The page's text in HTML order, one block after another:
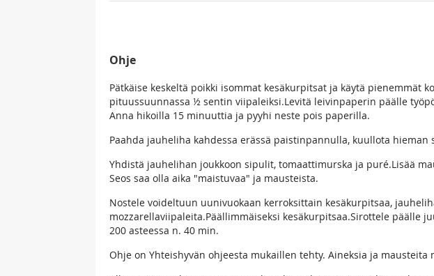
Ohje
Pätkäise keskeltä poikki isommat kesäkurpitsat ja käytä pienemmät
pituussuunnassa ½ sentin viipaleiksi.Levitä leivinpaperin päälle
Anna hikoilla 15 minuuttia ja pyyhi neste pois paperilla.
Paahda jauheliha kahdessa erässä paistinpannulla, kuullota hieman
Yhdistä jauhelihan joukkoon sipulit, tomaattimurska ja puré.Lisää
Seos saa olla aika "maistuvaa" ja mausteista.
Nostele voideltuun uunivuokaan kerroksittain kesäkurpitsaa,
mozzarellaviipaleita.Päällimmäiseksi kesäkurpitsaa.Sirottele päälle
200 asteessa n. 40 min.
Ohje on Yhteishyvän ohjeesta mukaillen tehty. Aineksia ja mausteita